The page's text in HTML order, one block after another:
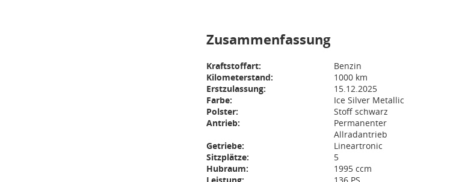
Zusammenfassung
Kraftstoffart:
Benzin
Kilometerstand:
1000 km
Erstzulassung:
15.12.2025
Farbe:
Ice Silver Metallic
Polster:
Stoff schwarz
Antrieb:
Permanenter
Allradantrieb
Getriebe:
Lineartronic
Sitzplätze:
5
Hubraum:
1995 ccm